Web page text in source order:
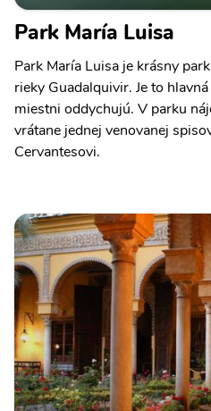
Park María Luisa
Park María Luisa je krásny
rieky Guadalquivir. Je to
miestni oddychujú. V parku
vrátane jednej venovanej
Cervantesovi.